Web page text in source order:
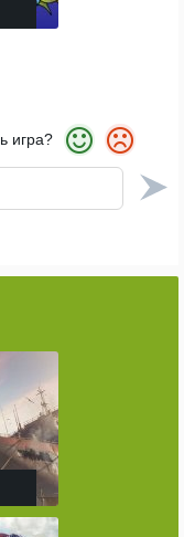
игра?